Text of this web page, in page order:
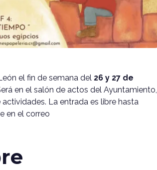
el fin de semana del 26 y 27 de
en el salón de actos del Ayuntamiento,
La entrada es libre hasta
en el correo